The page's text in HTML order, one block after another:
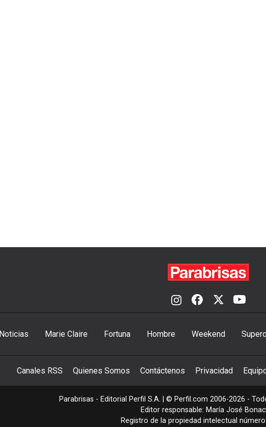
Noticias Marie Claire Fortuna Hombre Weekend
Canales RSS Quienes Somos Contáctenos Privacidad
Parabrisas - Editorial Perfil S.A. | © Perfil.com 2006-2026 -
Editor responsable: María José
Registro de la propiedad intelectual